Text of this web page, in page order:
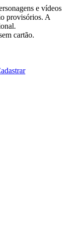
e vídeos
provisórios. A
cartão.